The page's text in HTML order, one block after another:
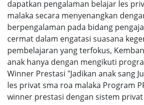
dapatkan pengalaman belajar les
malaka secara menyenangkan
berpengalaman pada bidang
cermat dalam engatasi suasana
pembelajaran yang terfokus,
anak hanya dengan mengikuti
Winner Prestasi "Jadikan anak sang
les privat sma roa malaka Program
winner prestasi dengan sistem